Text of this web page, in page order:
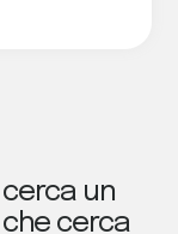
un
cerca